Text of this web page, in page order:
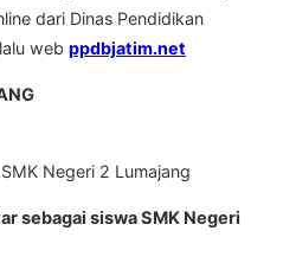
dari Dinas Pendidikan
web ppdbjatim.net
Negeri 2 Lumajang
sebagai siswa SMK Negeri